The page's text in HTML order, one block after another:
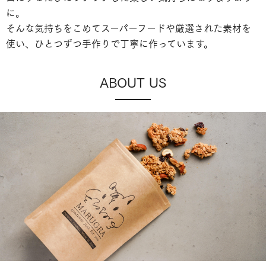
に。
そんな気持ちをこめてスーパーフードや厳選された素材を
使い、ひとつずつ手作りで丁寧に作っています。
ABOUT US